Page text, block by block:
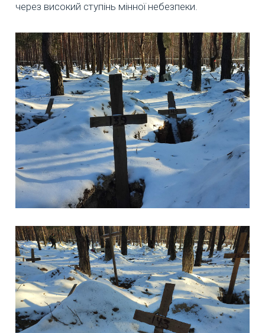
через високий ступінь мінної небезпеки.